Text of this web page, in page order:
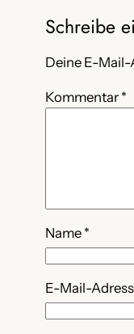
Schreibe
Deine E-
Kommentar *
Name *
E-Mail-